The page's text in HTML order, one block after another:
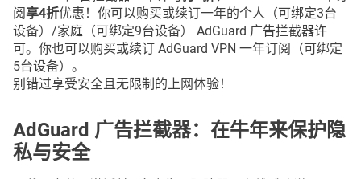
阅享4折优惠！你可以购买或续订一年的个人（可绑定3台
设备）/家庭（可绑定9台设备） AdGuard 广告拦截器许
可。你也可以购买或续订 AdGuard VPN 一年订阅（可绑定
5台设备）。
别错过享受安全且无限制的上网体验！
AdGuard 广告拦截器：在牛年来保护隐
私与安全